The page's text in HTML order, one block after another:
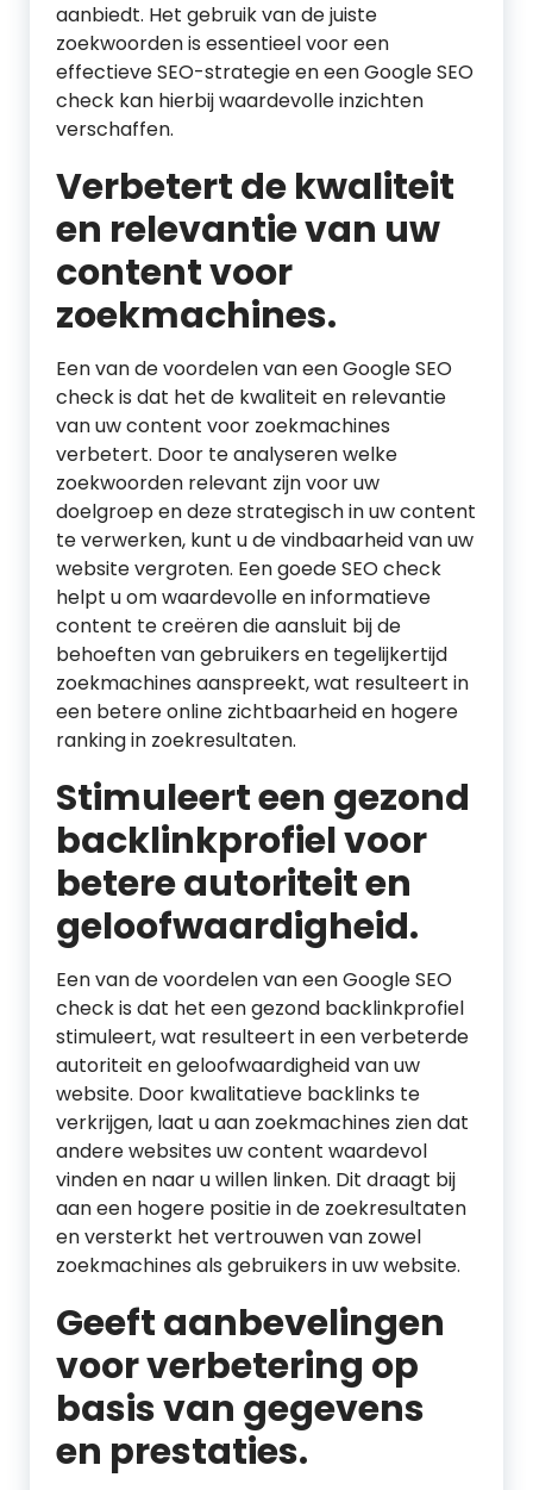
aanbiedt. Het gebruik van de juiste
zoekwoorden is essentieel voor een
effectieve SEO-strategie en een Google SEO
check kan hierbij waardevolle inzichten
verschaffen.
Verbetert de kwaliteit
en relevantie van uw
content voor
zoekmachines.
Een van de voordelen van een Google SEO
check is dat het de kwaliteit en relevantie
van uw content voor zoekmachines
verbetert. Door te analyseren welke
zoekwoorden relevant zijn voor uw
doelgroep en deze strategisch in uw content
te verwerken, kunt u de vindbaarheid van uw
website vergroten. Een goede SEO check
helpt u om waardevolle en informatieve
content te creëren die aansluit bij de
behoeften van gebruikers en tegelijkertijd
zoekmachines aanspreekt, wat resulteert in
een betere online zichtbaarheid en hogere
ranking in zoekresultaten.
Stimuleert een gezond
backlinkprofiel voor
betere autoriteit en
geloofwaardigheid.
Een van de voordelen van een Google SEO
check is dat het een gezond backlinkprofiel
stimuleert, wat resulteert in een verbeterde
autoriteit en geloofwaardigheid van uw
website. Door kwalitatieve backlinks te
verkrijgen, laat u aan zoekmachines zien dat
andere websites uw content waardevol
vinden en naar u willen linken. Dit draagt bij
aan een hogere positie in de zoekresultaten
en versterkt het vertrouwen van zowel
zoekmachines als gebruikers in uw website.
Geeft aanbevelingen
voor verbetering op
basis van gegevens
en prestaties.